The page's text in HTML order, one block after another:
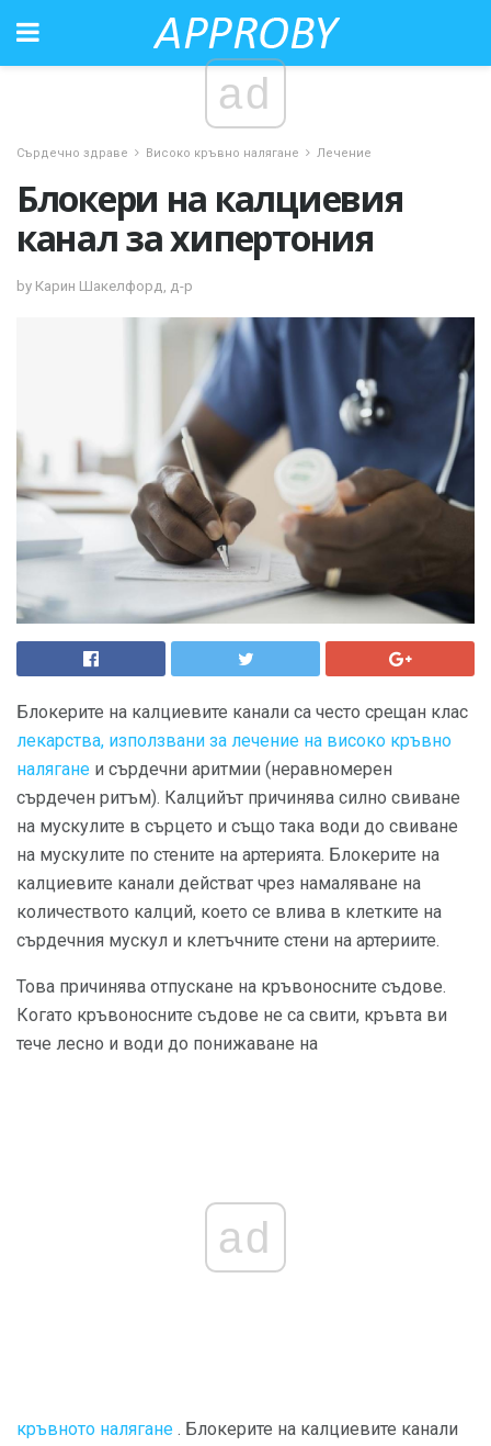
ad
Сърдечно здраве Високо кръвно налягане Лечение
Блокери на калциевия
канал за хипертония
by Карин Шакелфорд, д-р
Блокерите на калциевите канали са често срещан клас
лекарства, използвани за лечение на високо кръвно
налягане и сърдечни аритмии (неравномерен
сърдечен ритъм). Калцийът причинява силно свиване
на мускулите в сърцето и също така води до свиване
на мускулите по стените на артерията. Блокерите на
калциевите канали действат чрез намаляване на
количеството калций, което се влива в клетките на
сърдечния мускул и клетъчните стени на артериите.
Това причинява отпускане на кръвоносните съдове.
Когато кръвоносните съдове не са свити, кръвта ви
тече лесно и води до понижаване на
ad
кръвното налягане . Блокерите на калциевите канали